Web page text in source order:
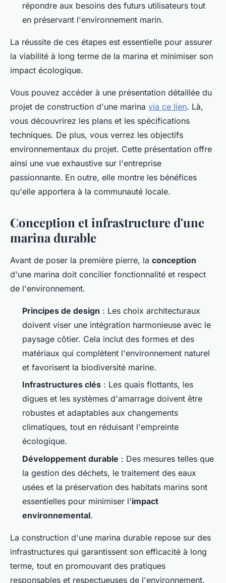
répondre aux besoins des futurs utilisateurs tout
en préservant l'environnement marin.
La réussite de ces étapes est essentielle pour assurer
la viabilité à long terme de la marina et minimiser son
impact écologique.
Vous pouvez accéder à une présentation détaillée du
projet de construction d'une marina via ce lien. Là,
vous découvrirez les plans et les spécifications
techniques. De plus, vous verrez les objectifs
environnementaux du projet. Cette présentation offre
ainsi une vue exhaustive sur l'entreprise
passionnante. En outre, elle montre les bénéfices
qu'elle apportera à la communauté locale.
Conception et infrastructure d'une
marina durable
Avant de poser la première pierre, la conception
d'une marina doit concilier fonctionnalité et respect
de l'environnement.
Principes de design : Les choix architecturaux
doivent viser une intégration harmonieuse avec le
paysage côtier. Cela inclut des formes et des
matériaux qui complètent l'environnement naturel
et favorisent la biodiversité marine.
Infrastructures clés : Les quais flottants, les
digues et les systèmes d'amarrage doivent être
robustes et adaptables aux changements
climatiques, tout en réduisant l'empreinte
écologique.
Développement durable : Des mesures telles que
la gestion des déchets, le traitement des eaux
usées et la préservation des habitats marins sont
essentielles pour minimiser l'impact
environnemental.
La construction d'une marina durable repose sur des
infrastructures qui garantissent son efficacité à long
terme, tout en promouvant des pratiques
responsables et respectueuses de l'environnement.